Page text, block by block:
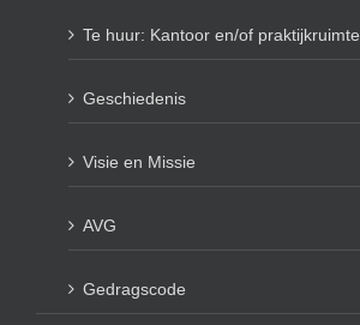
Te huur: Kantoor en/of praktijkruimte
Geschiedenis
Visie en Missie
AVG
Gedragscode